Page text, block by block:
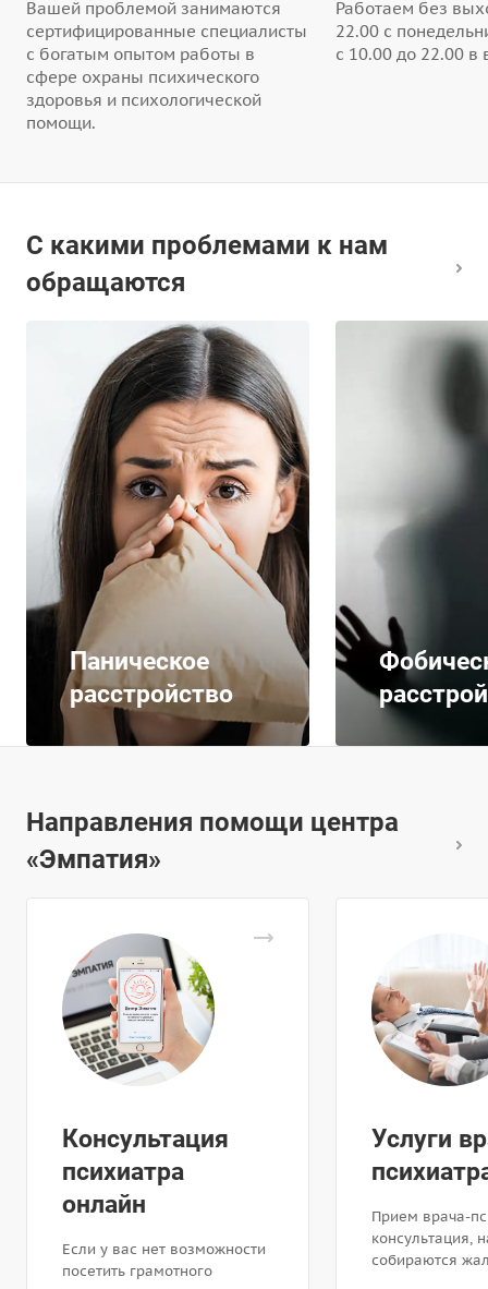
Вашей проблемой занимаются
сертифицированные специалисты
с богатым опытом работы в
сфере охраны психического
здоровья и психологической
помощи.
Работаем без
22.00 с
с 10.00 до 22.00 в
С какими проблемами к нам
обращаются
Паническое
расстройство
Направления помощи центра
«Эмпатия»
Консультация
психиатра
онлайн
Если у вас нет возможности
посетить грамотного
Услуги
Прием врача-
консультация,
собираются